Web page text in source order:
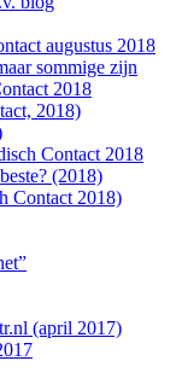
augustus 2018
sommige zijn
2018
2018)
Contact 2018
(2018)
Contact 2018)
(april 2017)